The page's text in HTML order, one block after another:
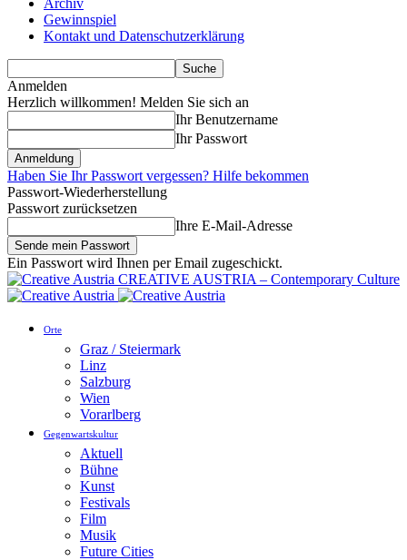
Archiv
Gewinnspiel
Kontakt und Datenschutzerklärung
Anmelden
Herzlich willkommen! Melden Sie sich an
Ihr Benutzername
Ihr Passwort
Haben Sie Ihr Passwort vergessen? Hilfe bekommen
Passwort-Wiederherstellung
Passwort zurücksetzen
Ihre E-Mail-Adresse
Ein Passwort wird Ihnen per Email zugeschickt.
CREATIVE AUSTRIA – Contemporary Culture
Orte
Graz / Steiermark
Linz
Salzburg
Wien
Vorarlberg
Gegenwartskultur
Aktuell
Bühne
Kunst
Festivals
Film
Musik
Future Cities